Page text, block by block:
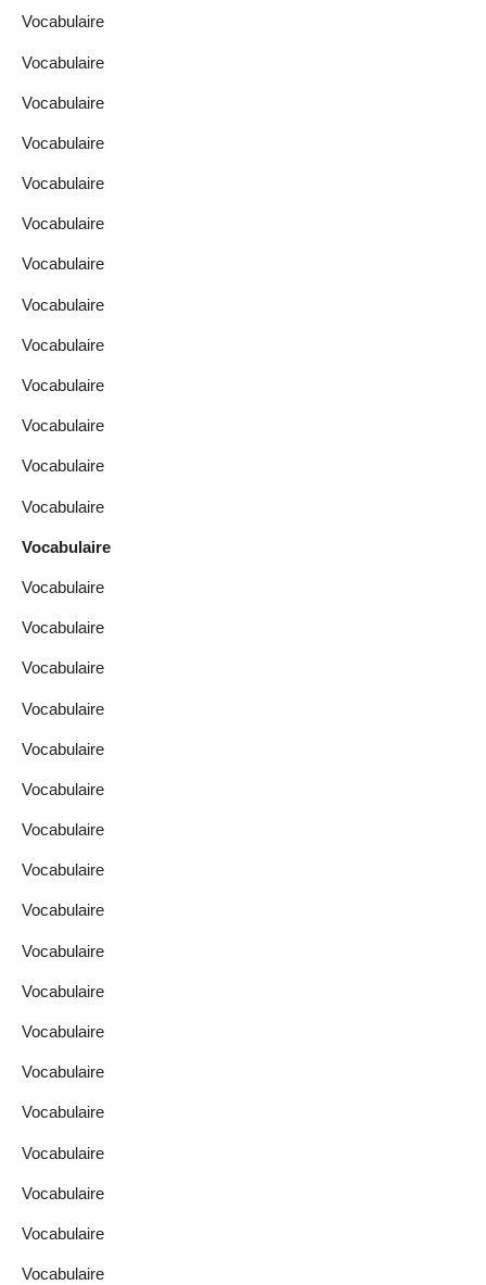
Vocabulaire
Vocabulaire
Vocabulaire
Vocabulaire
Vocabulaire
Vocabulaire
Vocabulaire
Vocabulaire
Vocabulaire
Vocabulaire
Vocabulaire
Vocabulaire
Vocabulaire
Vocabulaire
Vocabulaire
Vocabulaire
Vocabulaire
Vocabulaire
Vocabulaire
Vocabulaire
Vocabulaire
Vocabulaire
Vocabulaire
Vocabulaire
Vocabulaire
Vocabulaire
Vocabulaire
Vocabulaire
Vocabulaire
Vocabulaire
Vocabulaire
Vocabulaire